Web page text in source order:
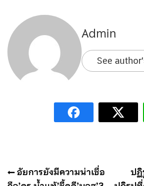
Admin
See
แนะแนว
อัยการยังมีความน่าเชื่อ
ปฏิ